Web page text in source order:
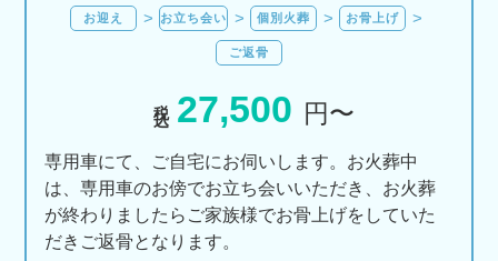
お迎え お立ち会い 個別火葬 お骨上げ
ご返骨
27,500 円〜
専用車にて、ご自宅にお伺いします。お火葬中
は、専用車のお傍でお立ち会いいただき、お火葬
が終わりましたらご家族様でお骨上げをしていた
だきご返骨となります。